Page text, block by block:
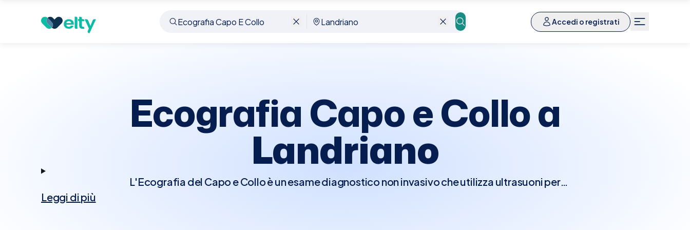
Accedi o registrati
Prenota visita Ecografia Capo E Collo Landriano
Ecografia Capo e Collo a
Landriano
L'Ecografia del Capo e Collo è un esame diagnostico non invasivo che utilizza ultrasuoni per
Leggi di più